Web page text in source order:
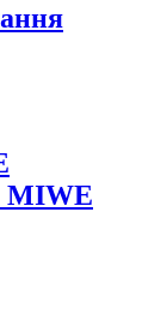
MIWE